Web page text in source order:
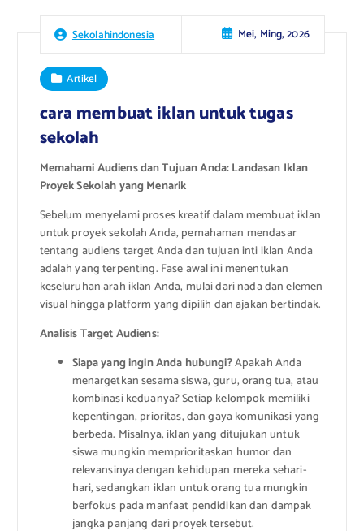
Sekolahindonesia Mei, Ming, 2026
Artikel
cara membuat iklan untuk tugas
sekolah
Memahami Audiens dan Tujuan Anda: Landasan Iklan
Proyek Sekolah yang Menarik
Sebelum menyelami proses kreatif dalam membuat iklan
untuk proyek sekolah Anda, pemahaman mendasar
tentang audiens target Anda dan tujuan inti iklan Anda
adalah yang terpenting. Fase awal ini menentukan
keseluruhan arah iklan Anda, mulai dari nada dan elemen
visual hingga platform yang dipilih dan ajakan bertindak.
Analisis Target Audiens:
Siapa yang ingin Anda hubungi?Apakah Anda
menargetkan sesama siswa, guru, orang tua, atau
kombinasi keduanya? Setiap kelompok memiliki
kepentingan, prioritas, dan gaya komunikasi yang
berbeda. Misalnya, iklan yang ditujukan untuk
siswa mungkin memprioritaskan humor dan
relevansinya dengan kehidupan mereka sehari-
hari, sedangkan iklan untuk orang tua mungkin
berfokus pada manfaat pendidikan dan dampak
jangka panjang dari proyek tersebut.